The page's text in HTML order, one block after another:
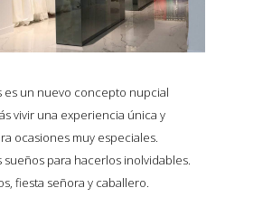
es un nuevo concepto nupcial
vivir una experiencia única y
ocasiones muy especiales.
sueños para hacerlos inolvidables.
fiesta señora y caballero.